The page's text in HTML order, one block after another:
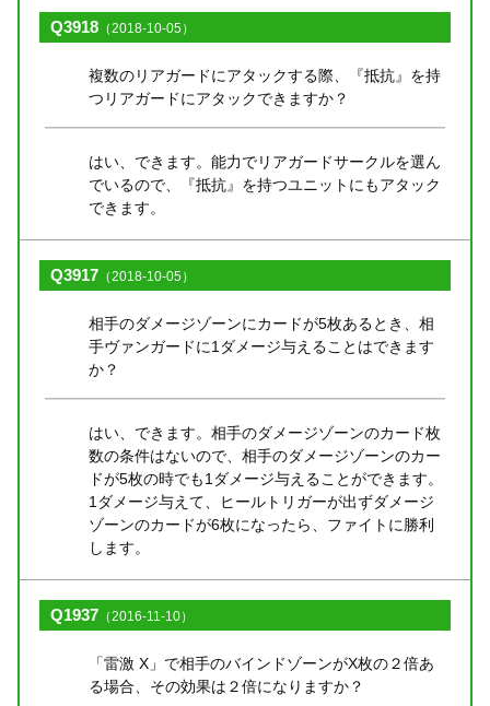
Q3918 （2018-10-05）
複数のリアガードにアタックする際、『抵抗』を持
つリアガードにアタックできますか？
はい、できます。能力でリアガードサークルを選ん
でいるので、『抵抗』を持つユニットにもアタック
できます。
Q3917 （2018-10-05）
相手のダメージゾーンにカードが5枚あるとき、相
手ヴァンガードに1ダメージ与えることはできます
か？
はい、できます。相手のダメージゾーンのカード枚
数の条件はないので、相手のダメージゾーンのカー
ドが5枚の時でも1ダメージ与えることができます。
1ダメージ与えて、ヒールトリガーが出ずダメージ
ゾーンのカードが6枚になったら、ファイトに勝利
します。
Q1937 （2016-11-10）
「雷激 X」で相手のバインドゾーンがX枚の２倍あ
る場合、その効果は２倍になりますか？